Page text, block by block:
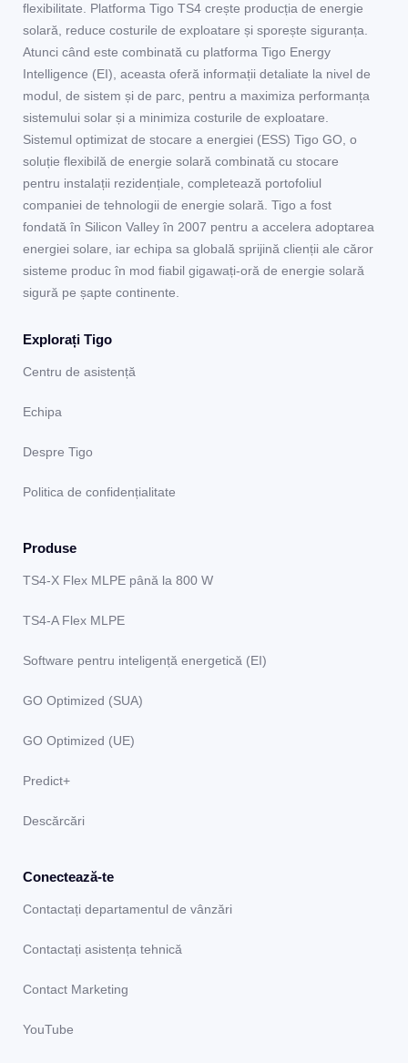
flexibilitate. Platforma Tigo TS4 crește producția de energie
solară, reduce costurile de exploatare și sporește siguranța.
Atunci când este combinată cu platforma Tigo Energy
Intelligence (EI), aceasta oferă informații detaliate la nivel de
modul, de sistem și de parc, pentru a maximiza performanța
sistemului solar și a minimiza costurile de exploatare.
Sistemul optimizat de stocare a energiei (ESS) Tigo GO, o
soluție flexibilă de energie solară combinată cu stocare
pentru instalații rezidențiale, completează portofoliul
companiei de tehnologii de energie solară. Tigo a fost
fondată în Silicon Valley în 2007 pentru a accelera adoptarea
energiei solare, iar echipa sa globală sprijină clienții ale căror
sisteme produc în mod fiabil gigawați-oră de energie solară
sigură pe șapte continente.
Explorați Tigo
Centru de asistență
Echipa
Despre Tigo
Politica de confidențialitate
Produse
TS4-X Flex MLPE până la 800 W
TS4-A Flex MLPE
Software pentru inteligență energetică (EI)
GO Optimized (SUA)
GO Optimized (UE)
Predict+
Descărcări
Conectează-te
Contactați departamentul de vânzări
Contactați asistența tehnică
Contact Marketing
YouTube